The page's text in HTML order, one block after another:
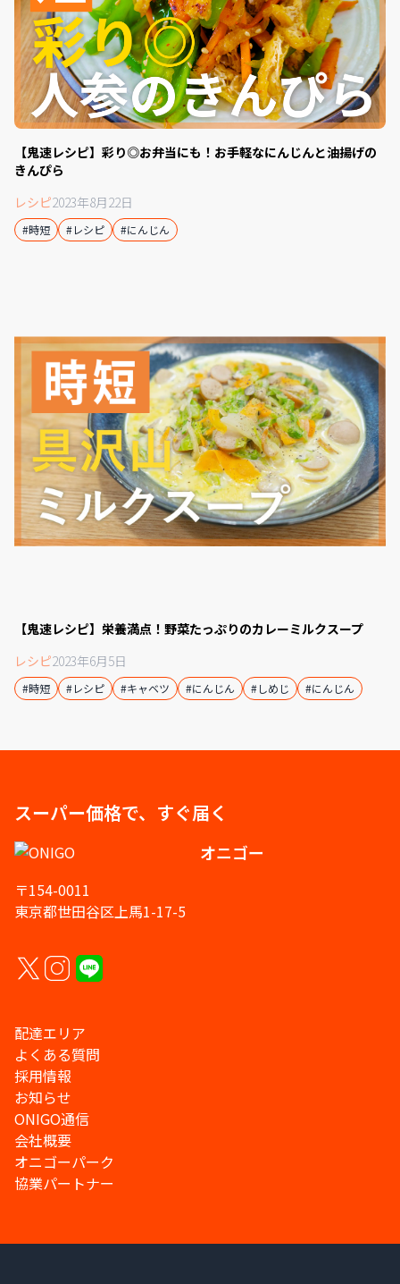
【鬼速レシピ】彩り◎お弁当にも！お手軽なにんじんと油揚げの
きんぴら
レシピ2023年8月22日
#時短 #レシピ #にんじん
【鬼速レシピ】栄養満点！野菜たっぷりのカレーミルクスープ
レシピ2023年6月5日
#時短 #レシピ #キャベツ #にんじん #しめじ #にんじん
スーパー価格で、すぐ届く
オニゴー
〒154-0011
東京都世田谷区上馬1-17-5
配達エリア
よくある質問
採用情報
お知らせ
ONIGO通信
会社概要
オニゴーパーク
協業パートナー